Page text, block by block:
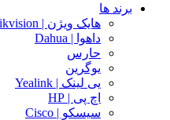
برند ها
هایک ویژن | Hikvision
داهوا | Dahua
حارس
یوگرین
یی لینک | Yealink
اچ پی | HP
سیسکو | Cisco